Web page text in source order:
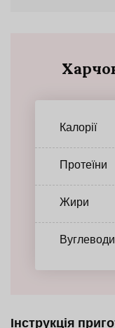
Калорії
Протеїни
Жири
Вуглеводи
Інструкція